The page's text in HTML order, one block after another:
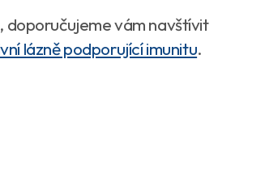
vám navštívit
lázně podporující imunitu.